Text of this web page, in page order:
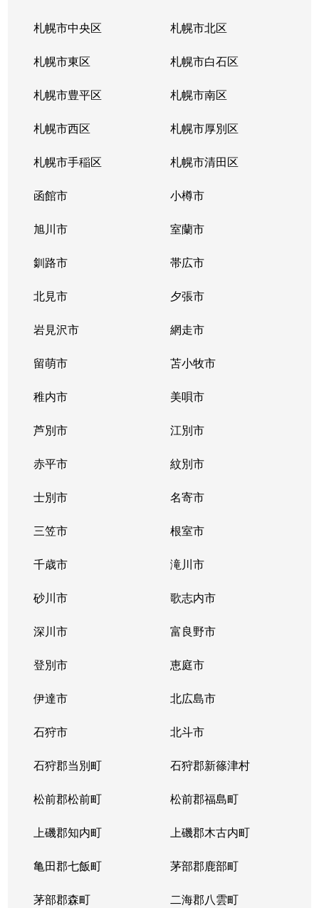
札幌市中央区 札幌市北区
札幌市東区 札幌市白石区
札幌市豊平区 札幌市南区
札幌市西区 札幌市厚別区
札幌市手稲区 札幌市清田区
函館市 小樽市
旭川市 室蘭市
釧路市 帯広市
北見市 夕張市
岩見沢市 網走市
留萌市 苫小牧市
稚内市 美唄市
芦別市 江別市
赤平市 紋別市
士別市 名寄市
三笠市 根室市
千歳市 滝川市
砂川市 歌志内市
深川市 富良野市
登別市 恵庭市
伊達市 北広島市
石狩市 北斗市
石狩郡当別町 石狩郡新篠津村
松前郡松前町 松前郡福島町
上磯郡知内町 上磯郡木古内町
亀田郡七飯町 茅部郡鹿部町
茅部郡森町 二海郡八雲町